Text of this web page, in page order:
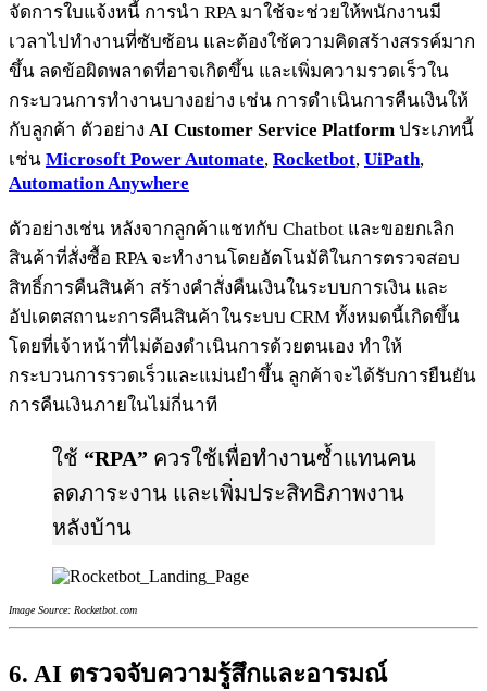
จัดการใบแจ้งหนี้ การนำ RPA มาใช้จะช่วยให้พนักงานมี
เวลาไปทำงานที่ซับซ้อน และต้องใช้ความคิดสร้างสรรค์มาก
ขึ้น ลดข้อผิดพลาดที่อาจเกิดขึ้น และเพิ่มความรวดเร็วใน
กระบวนการทำงานบางอย่าง เช่น การดำเนินการคืนเงินให้
กับลูกค้า ตัวอย่าง AI Customer Service Platform ประเภทนี้
เช่น Microsoft Power Automate, Rocketbot, UiPath,
Automation Anywhere
ตัวอย่างเช่น หลังจากลูกค้าแชทกับ Chatbot และขอยกเลิก
สินค้าที่สั่งซื้อ RPA จะทำงานโดยอัตโนมัติในการตรวจสอบ
สิทธิ์การคืนสินค้า สร้างคำสั่งคืนเงินในระบบการเงิน และ
อัปเดตสถานะการคืนสินค้าในระบบ CRM ทั้งหมดนี้เกิดขึ้น
โดยที่เจ้าหน้าที่ไม่ต้องดำเนินการด้วยตนเอง ทำให้
กระบวนการรวดเร็วและแม่นยำขึ้น ลูกค้าจะได้รับการยืนยัน
การคืนเงินภายในไม่กี่นาที
ใช้ “RPA” ควรใช้เพื่อทำงานซ้ำแทนคน
ลดภาระงาน และเพิ่มประสิทธิภาพงาน
หลังบ้าน
Image Source: Rocketbot.com
6. AI ตรวจจับความรู้สึกและอารมณ์